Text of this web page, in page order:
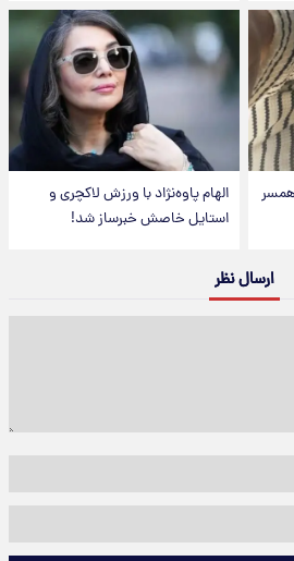
الهام پاوه‌نژاد با ورزش لاکچری و
استایل خاصش خبرساز شد!
ارسال نظر